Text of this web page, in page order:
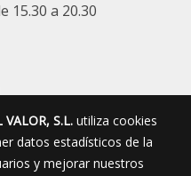
15.30 a 20.30
S.L.utiliza cookies
datos estadísticos de la
y mejorar nuestros